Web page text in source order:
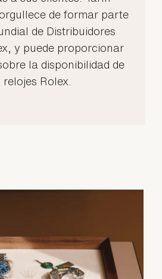
de formar parte
de Distribuidores
y puede proporcionar
la disponibilidad de
relojes Rolex.